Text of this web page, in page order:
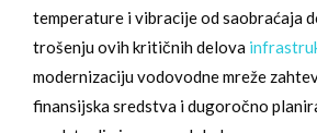
temperature i vibracije od saobraćaja
trošenju ovih kritičnih delova
modernizaciju vodovodne mreže
finansijska sredstva i dugoročno